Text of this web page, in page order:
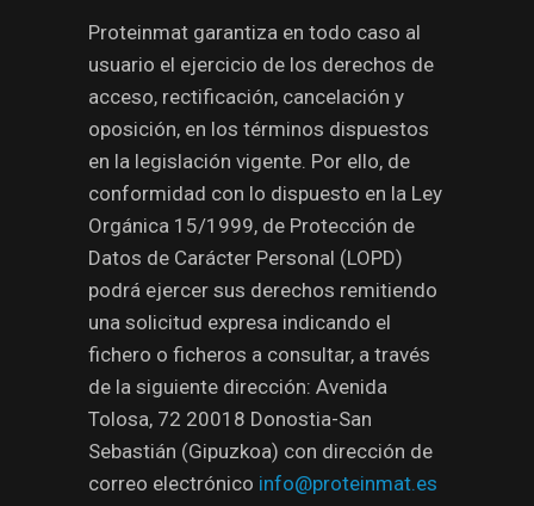
Proteinmat garantiza en todo caso al
usuario el ejercicio de los derechos de
acceso, rectificación, cancelación y
oposición, en los términos dispuestos
en la legislación vigente. Por ello, de
conformidad con lo dispuesto en la Ley
Orgánica 15/1999, de Protección de
Datos de Carácter Personal (LOPD)
podrá ejercer sus derechos remitiendo
una solicitud expresa indicando el
fichero o ficheros a consultar, a través
de la siguiente dirección: Avenida
Tolosa, 72 20018 Donostia-San
Sebastián (Gipuzkoa) con dirección de
correo electrónico info@proteinmat.es